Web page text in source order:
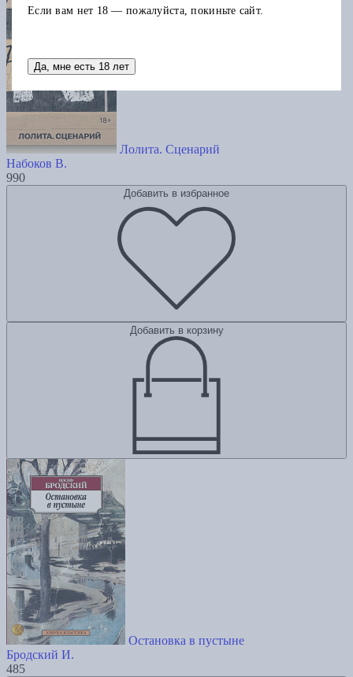
Лолита. Сценарий
Набоков В.
990
Добавить в избранное
Добавить в корзину
Остановка в пустыне
Бродский И.
485
Если вам нет 18 — пожалуйста, покиньте сайт.
Да, мне есть 18 лет